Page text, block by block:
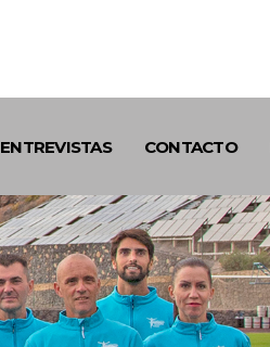
ENTREVISTAS CONTACTO